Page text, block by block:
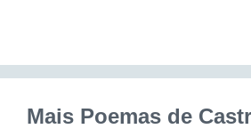
Mais Poemas de